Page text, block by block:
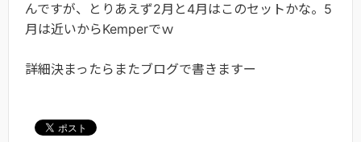
んですが、とりあえず2月と4月はこのセットかな。5
月は近いからKemperでｗ
詳細決まったらまたブログで書きますー